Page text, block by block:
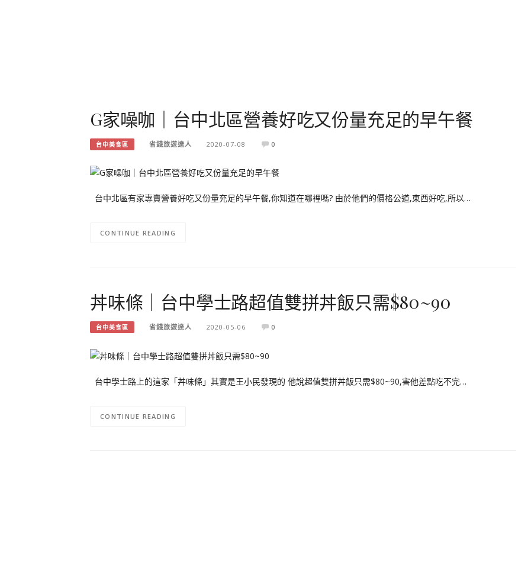
G家噪咖｜台中北區營養好吃又份量充足的早午餐
台中美食區 省錢旅遊達人 2020-07-08 0
台中北區有家專賣營養好吃又份量充足的早午餐,你知道在哪裡嗎? 由於他們的價格公道,東西好吃,所以…
CONTINUE READING
丼味條｜台中學士路超值雙拼丼飯只需$80~90
台中美食區 省錢旅遊達人 2020-05-06 0
台中學士路上的這家「丼味條」其實是王小民發現的 他說超值雙拼丼飯只需$80~90,害他差點吃不完…
CONTINUE READING